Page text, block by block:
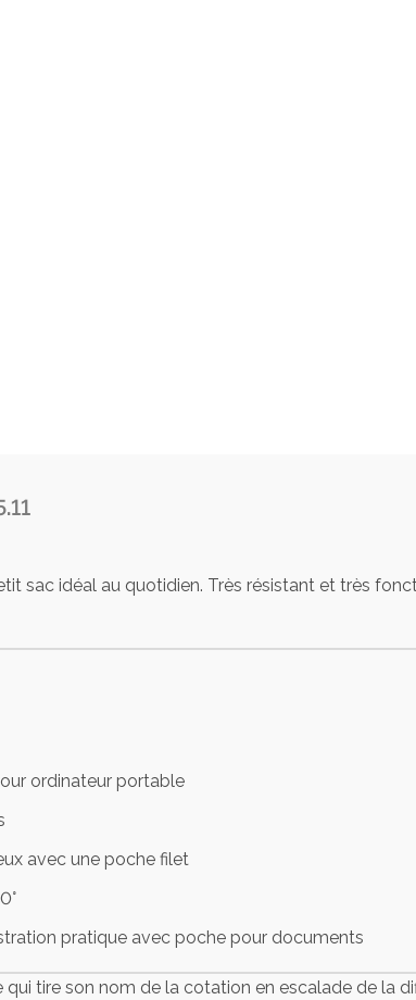
sac idéal au quotidien. Très résistant et très
ordinateur portable
avec une poche filet
pratique avec poche pour documents
tire son nom de la cotation en escalade de la